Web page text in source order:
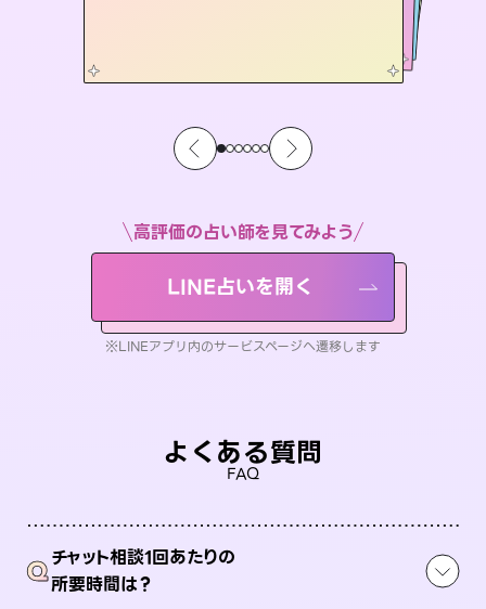
高評価の占い師を見てみよう
LINE占いを開く
※LINEアプリ内のサービスページへ遷移します
よくある質問
FAQ
Qチャット相談1回あたりの
所要時間は？